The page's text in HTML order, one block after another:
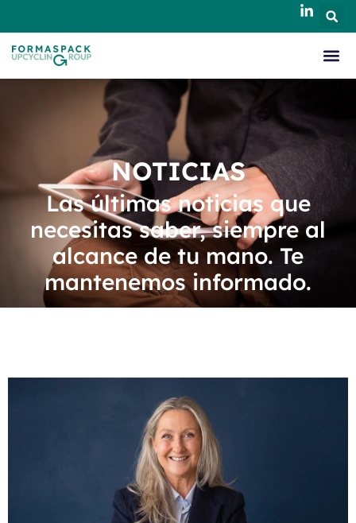
NOTICIAS
Las últimas noticias que
necesitas saber, siempre al
alcance de tu mano. Te
mantenemos informado.